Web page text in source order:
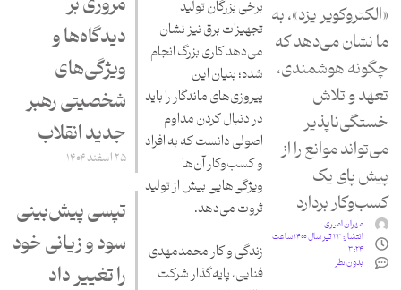
«الکتروکویر یزد»، به
ما نشان می‌دهد که
چگونه هوشمندی،
تعهد و تلاش
خستگی‌ناپذیر
می‌تواند موانع را از
پیش پای یک
کسب‌و‌کار بردارد
مهران امیری
انتشار:
۲۳ تیر سال ۱۴۰۰ ساعت
۳:۲۴
بدون نظر
برخی بزرگان تولید
تجهیزات برق نیز نشان
می‌دهد کاری بزرگ انجام
شده؛ بنیان این
پیروزی‌های ماندگار را باید
در دنبال کردن مداوم
اصولی دانست که به افراد
و کسب‌وکار آن‌ها
ویژگی‌هایی بیش از تولید
ثروت می‌دهد.
زندگی و کار محمدمهدی
فنایی، پایه‌گذار شرکت
دیدگاه‌ها و
ویژگی‌های
شخصیتی رهبر
جدید انقلاب
۲۵ اسفند ۱۴۰۴
تپسی پیش‌بینی
سود و زیانی خود
را تغییر داد